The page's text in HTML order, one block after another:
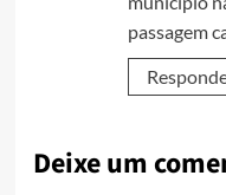
passagem
Deixe um